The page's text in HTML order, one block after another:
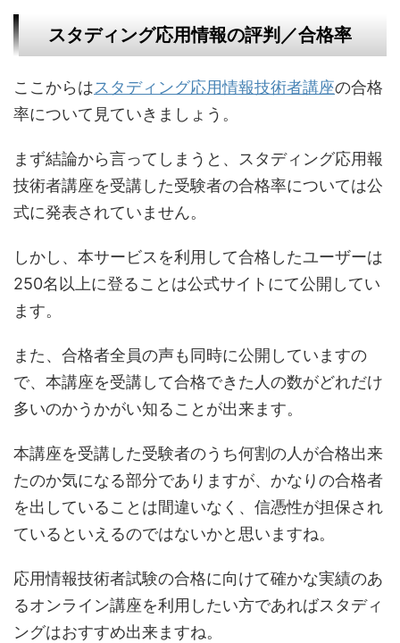
スタディング応用情報の評判／合格率
ここからはスタディング応用情報技術者講座の合格
率について見ていきましょう。
まず結論から言ってしまうと、スタディング応用報
技術者講座を受講した受験者の合格率については公
式に発表されていません。
しかし、本サービスを利用して合格したユーザーは
250名以上に登ることは公式サイトにて公開してい
ます。
また、合格者全員の声も同時に公開していますの
で、本講座を受講して合格できた人の数がどれだけ
多いのかうかがい知ることが出来ます。
本講座を受講した受験者のうち何割の人が合格出来
たのか気になる部分でありますが、かなりの合格者
を出していることは間違いなく、信憑性が担保され
ているといえるのではないかと思いますね。
応用情報技術者試験の合格に向けて確かな実績のあ
るオンライン講座を利用したい方であればスタディ
ングはおすすめ出来ますね。